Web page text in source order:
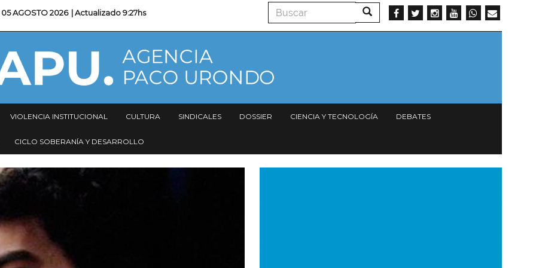
05 AGOSTO 2026 | Actualizado9:27hs Buscar Buscar
VIOLENCIA INSTITUCIONAL CULTURA SINDICALES DOSSIER CIENCIA Y TECNOLOGÍA DEBATES
CICLO SOBERANÍA Y DESARROLLO